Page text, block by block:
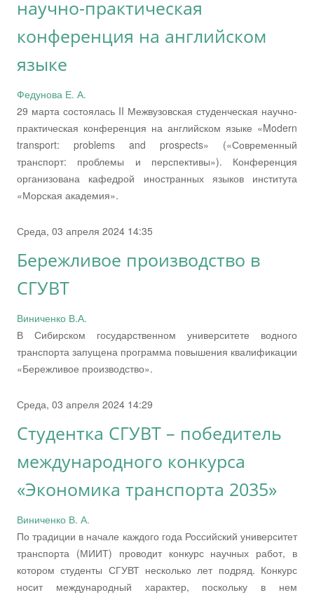
научно-практическая
конференция на английском
языке
Федунова Е. А.
29 марта состоялась II Межвузовская студенческая научно-
практическая конференция на английском языке «Modern
transport: problems and prospects» («Современный
транспорт: проблемы и перспективы»). Конференция
организована кафедрой иностранных языков института
«Морская академия».
Среда, 03 апреля 2024 14:35
Бережливое производство в
СГУВТ
Виниченко В.А.
В Сибирском государственном университете водного
транспорта запущена программа повышения квалификации
«Бережливое производство».
Среда, 03 апреля 2024 14:29
Студентка СГУВТ – победитель
международного конкурса
«Экономика транспорта 2035»
Виниченко В. А.
По традиции в начале каждого года Российский университет
транспорта (МИИТ) проводит конкурс научных работ, в
котором студенты СГУВТ несколько лет подряд. Конкурс
носит международный характер, поскольку в нем